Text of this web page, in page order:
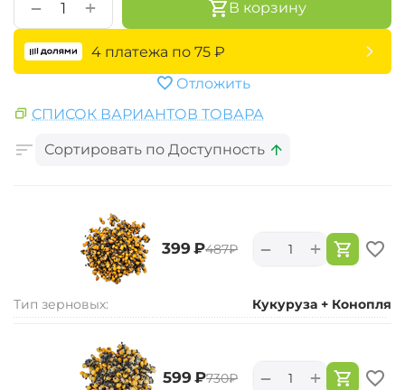
+
− В корзину
4 платежа по 75 ₽
Отложить
СПИСОК ВАРИАНТОВ ТОВАРА
Сортировать по Доступность
‍399‍ ₽‍487‍₽ +
−
Тип зерновых: Кукуруза + Конопля
‍599‍ ₽‍730‍₽ +
−